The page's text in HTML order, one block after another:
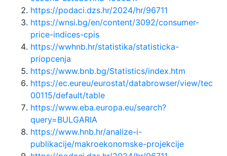
https://podaci.dzs.hr/2024/hr/96711
https://wnsi.bg/en/content/3092/consumer-
price-indices-cpis
https://wwhnb.hr/statistika/statisticka-
priopcenja
https://www.bnb.bg/Statistics/index.htm
https://ec.eureu/eurostat/databrowser/view/tec
00115/default/table
https://www.eba.europa.eu/search?
query=BULGARIA
https://www.hnb.hr/analize-i-
publikacije/makroekonomske-projekcije